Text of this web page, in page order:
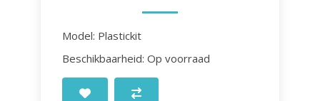
Model: Plastickit
Beschikbaarheid: Op voorraad